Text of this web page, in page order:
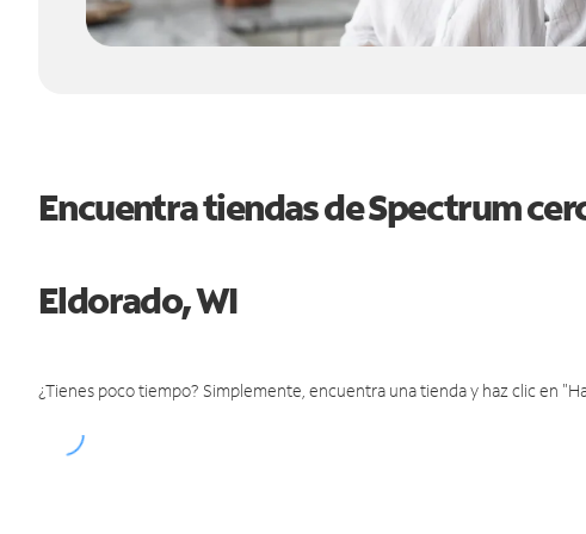
Encuentra tiendas de Spectrum
Eldorado, WI
¿Tienes poco tiempo? Simplemente, encuentra una tienda y haz clic en